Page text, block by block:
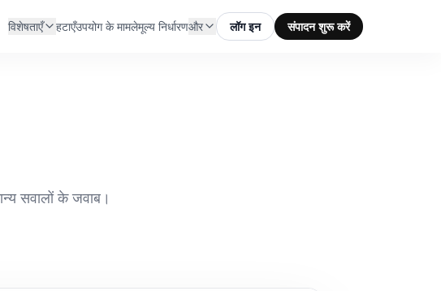
विशेषताएँ हटाएँउपयोग के मामलेमूल्य निर्धारणऔर लॉग इन संपादन शुरू करें
सवालों के जवाब।